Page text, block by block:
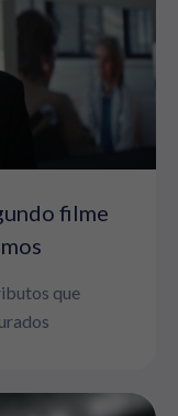
filme
que